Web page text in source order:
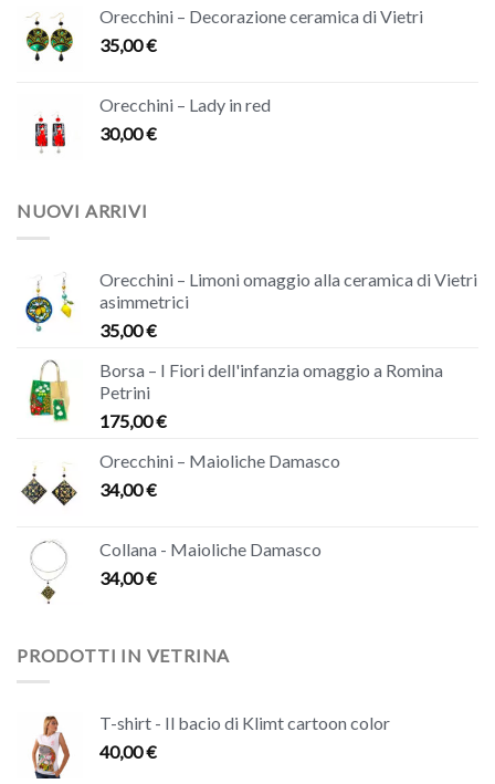
Orecchini – Decorazione ceramica di Vietri
35,00€
Orecchini – Lady in red
30,00€
NUOVI ARRIVI
Orecchini – Limoni omaggio alla ceramica di Vietri
asimmetrici
35,00€
Borsa – I Fiori dell'infanzia omaggio a Romina
Petrini
175,00€
Orecchini – Maioliche Damasco
34,00€
Collana - Maioliche Damasco
34,00€
PRODOTTI IN VETRINA
T-shirt - Il bacio di Klimt cartoon color
40,00€